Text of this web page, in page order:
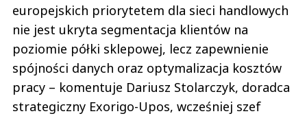
europejskich priorytetem dla sieci handlowych
nie jest ukryta segmentacja klientów na
poziomie półki sklepowej, lecz zapewnienie
spójności danych oraz optymalizacja kosztów
pracy – komentuje Dariusz Stolarczyk, doradca
strategiczny Exorigo-Upos, wcześniej szef